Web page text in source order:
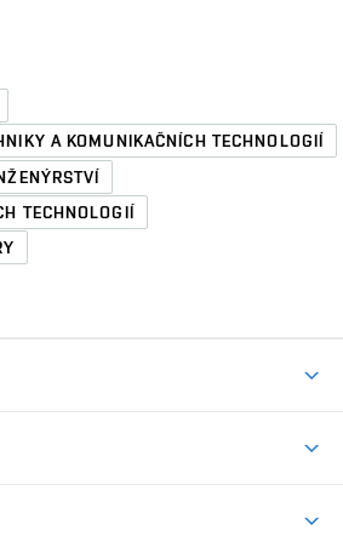
A KOMUNIKAČNÍCH TECHNOLOGIÍ
TECHNOLOGIÍ